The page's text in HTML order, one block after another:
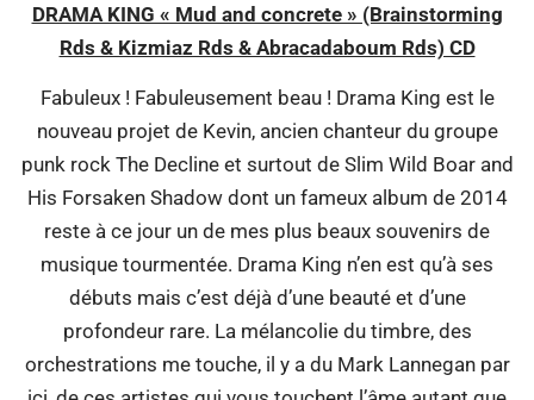
DRAMA KING « Mud and concrete » (Brainstorming
Rds & Kizmiaz Rds & Abracadaboum Rds) CD
Fabuleux ! Fabuleusement beau ! Drama King est le
nouveau projet de Kevin, ancien chanteur du groupe
punk rock The Decline et surtout de Slim Wild Boar and
His Forsaken Shadow dont un fameux album de 2014
reste à ce jour un de mes plus beaux souvenirs de
musique tourmentée. Drama King n’en est qu’à ses
débuts mais c’est déjà d’une beauté et d’une
profondeur rare. La mélancolie du timbre, des
orchestrations me touche, il y a du Mark Lannegan par